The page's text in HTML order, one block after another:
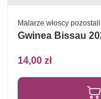
Malarze włoscy pozostali
Gwinea Bissau
14,00 zł